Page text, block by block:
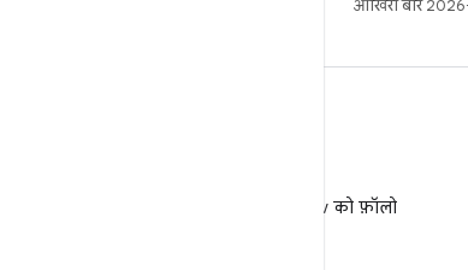
आखिरी बार
X पर @AndroidDev को फ़ॉलो